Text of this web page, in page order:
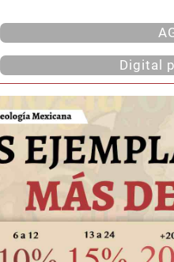
Digital